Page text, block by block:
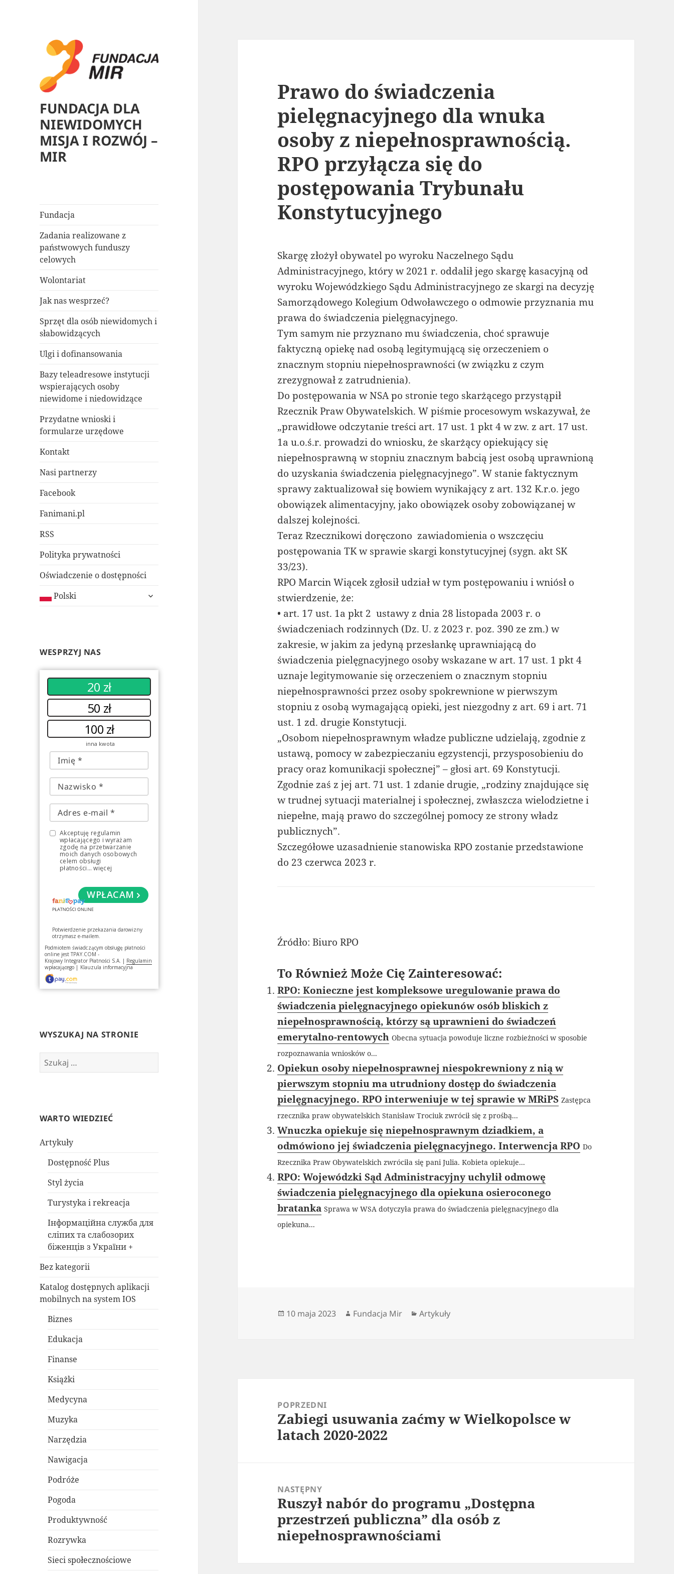
FUNDACJA DLA
NIEWIDOMYCH
MISJA I ROZWÓJ –
MIR
Fundacja
Zadania realizowane z
państwowych funduszy
celowych
Wolontariat
Jak nas wesprzeć?
Sprzęt dla osób niewidomych i
słabowidzących
Ulgi i dofinansowania
Bazy teleadresowe instytucji
wspierających osoby
niewidome i niedowidzące
Przydatne wnioski i
formularze urzędowe
Kontakt
Nasi partnerzy
Facebook
Fanimani.pl
RSS
Polityka prywatności
Oświadczenie o dostępności
Polski
rozwiń
WESPRZYJ NAS
20 zł
50 zł
100 zł
inna kwota
Akceptuję regulamin
wpłacającego i wyrażam
zgodę na przetwarzanie
moich danych osobowych
celem obsługi
płatności... więcej
WPŁACAM
Potwierdzenie przekazania darowizny
otrzymasz e-mailem.
Podmiotem świadczącym obsługę płatności
online jestTPAY.COM -
Krajowy Integrator Płatności S.A. | Regulamin
wpłacającego | Klauzula informacyjna
WYSZUKAJ NA STRONIE
Szukaj:
WARTO WIEDZIEĆ
Artykuły
Dostępność Plus
Styl życia
Turystyka i rekreacja
Інформаційна служба для
сліпих та слабозорих
біженців з України +
Bez kategorii
Katalog dostępnych aplikacji
mobilnych na system IOS
Biznes
Edukacja
Finanse
Książki
Medycyna
Muzyka
Narzędzia
Nawigacja
Podróże
Pogoda
Produktywność
Rozrywka
Sieci społecznościowe
Prawo do świadczenia
pielęgnacyjnego dla wnuka
osoby z niepełnosprawnością.
RPO przyłącza się do
postępowania Trybunału
Konstytucyjnego
Skargę złożył obywatel po wyroku Naczelnego Sądu
Administracyjnego, który w 2021 r. oddalił jego skargę kasacyjną od
wyroku Wojewódzkiego Sądu Administracyjnego ze skargi na decyzję
Samorządowego Kolegium Odwoławczego o odmowie przyznania mu
prawa do świadczenia pielęgnacyjnego.
Tym samym nie przyznano mu świadczenia, choć sprawuje
faktyczną opiekę nad osobą legitymującą się orzeczeniem o
znacznym stopniu niepełnosprawności (w związku z czym
zrezygnował z zatrudnienia).
Do postępowania w NSA po stronie tego skarżącego przystąpił
Rzecznik Praw Obywatelskich. W piśmie procesowym wskazywał, że
„prawidłowe odczytanie treści art. 17 ust. 1 pkt 4 w zw. z art. 17 ust.
1a u.o.ś.r. prowadzi do wniosku, że skarżący opiekujący się
niepełnosprawną w stopniu znacznym babcią jest osobą uprawnioną
do uzyskania świadczenia pielęgnacyjnego”. W stanie faktycznym
sprawy zaktualizował się bowiem wynikający z art. 132 K.r.o. jego
obowiązek alimentacyjny, jako obowiązek osoby zobowiązanej w
dalszej kolejności.
Teraz Rzecznikowi doręczono zawiadomienia o wszczęciu
postępowania TK w sprawie skargi konstytucyjnej (sygn. akt SK
33/23).
RPO Marcin Wiącek zgłosił udział w tym postępowaniu i wniósł o
stwierdzenie, że:
• art. 17 ust. 1a pkt 2 ustawy z dnia 28 listopada 2003 r. o
świadczeniach rodzinnych (Dz. U. z 2023 r. poz. 390 ze zm.) w
zakresie, w jakim za jedyną przesłankę uprawniającą do
świadczenia pielęgnacyjnego osoby wskazane w art. 17 ust. 1 pkt 4
uznaje legitymowanie się orzeczeniem o znacznym stopniu
niepełnosprawności przez osoby spokrewnione w pierwszym
stopniu z osobą wymagającą opieki, jest niezgodny z art. 69 i art. 71
ust. 1 zd. drugie Konstytucji.
„Osobom niepełnosprawnym władze publiczne udzielają, zgodnie z
ustawą, pomocy w zabezpieczaniu egzystencji, przysposobieniu do
pracy oraz komunikacji społecznej” – głosi art. 69 Konstytucji.
Zgodnie zaś z jej art. 71 ust. 1 zdanie drugie, „rodziny znajdujące się
w trudnej sytuacji materialnej i społecznej, zwłaszcza wielodzietne i
niepełne, mają prawo do szczególnej pomocy ze strony władz
publicznych”.
Szczegółowe uzasadnienie stanowiska RPO zostanie przedstawione
do 23 czerwca 2023 r.
Źródło: Biuro RPO
To Również Może Cię Zainteresować:
RPO: Konieczne jest kompleksowe uregulowanie prawa do
świadczenia pielęgnacyjnego opiekunów osób bliskich z
niepełnosprawnością, którzy są uprawnieni do świadczeń
emerytalno-rentowych Obecna sytuacja powoduje liczne rozbieżności w sposobie
rozpoznawania wniosków o...
Opiekun osoby niepełnosprawnej niespokrewniony z nią w
pierwszym stopniu ma utrudniony dostęp do świadczenia
pielęgnacyjnego. RPO interweniuje w tej sprawie w MRiPS Zastępca
rzecznika praw obywatelskich Stanisław Trociuk zwrócił się z prośbą...
Wnuczka opiekuje się niepełnosprawnym dziadkiem, a
odmówiono jej świadczenia pielęgnacyjnego. Interwencja RPO Do
Rzecznika Praw Obywatelskich zwróciła się pani Julia. Kobieta opiekuje...
RPO: Wojewódzki Sąd Administracyjny uchylił odmowę
świadczenia pielęgnacyjnego dla opiekuna osieroconego
bratanka Sprawa w WSA dotyczyła prawa do świadczenia pielęgnacyjnego dla
opiekuna...
Data
10 maja 2023 Autor
Fundacja Mir Kategorie
Artykuły
POPRZEDNI
Poprzedni
wpis:
Zabiegi usuwania zaćmy w Wielkopolsce w
latach 2020-2022
NASTĘPNY
Następny
wpis:
Ruszył nabór do programu „Dostępna
przestrzeń publiczna” dla osób z
niepełnosprawnościami